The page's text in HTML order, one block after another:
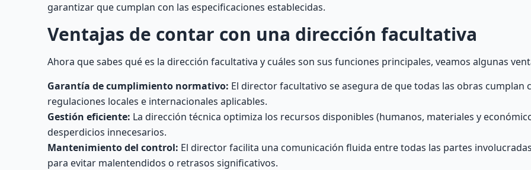
garantizar que cumplan con las especificaciones establecidas.
Ventajas de contar con una dirección facultativa
Ahora que sabes qué es la dirección facultativa y cuáles son sus funciones principales, veamos algunas
Garantía de cumplimiento normativo: El director facultativo se asegura de que todas las obras cumplan
regulaciones locales e internacionales aplicables.
Gestión eficiente: La dirección técnica optimiza los recursos disponibles (humanos, materiales y
desperdicios innecesarios.
Mantenimiento del control: El director facilita una comunicación fluida entre todas las partes
para evitar malentendidos o retrasos significativos.